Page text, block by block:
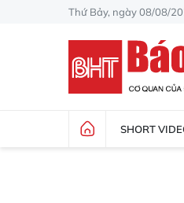
Thứ Bảy, ngày 08/08/
SHORT